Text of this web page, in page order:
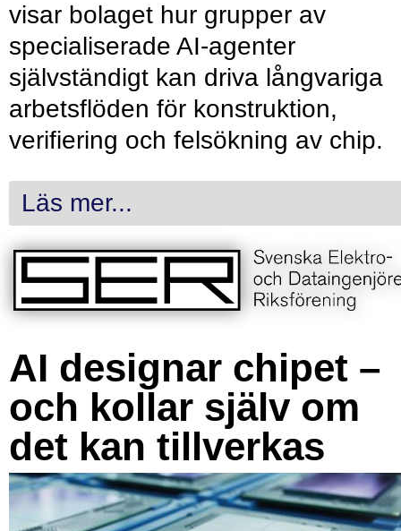
visar bolaget hur grupper av
specialiserade AI-agenter
självständigt kan driva långvariga
arbetsflöden för konstruktion,
verifiering och felsökning av chip.
Läs mer...
AI designar chipet –
och kollar själv om
det kan tillverkas